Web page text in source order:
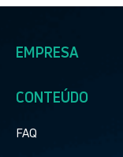
EMPRESA
CONTEÚDO
FAQ